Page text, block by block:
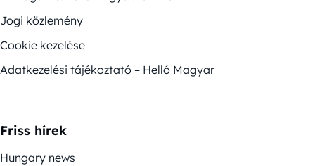
Jogi közlemény
Cookie kezelése
Adatkezelési tájékoztató – Helló Magyar
Friss hírek
Hungary news